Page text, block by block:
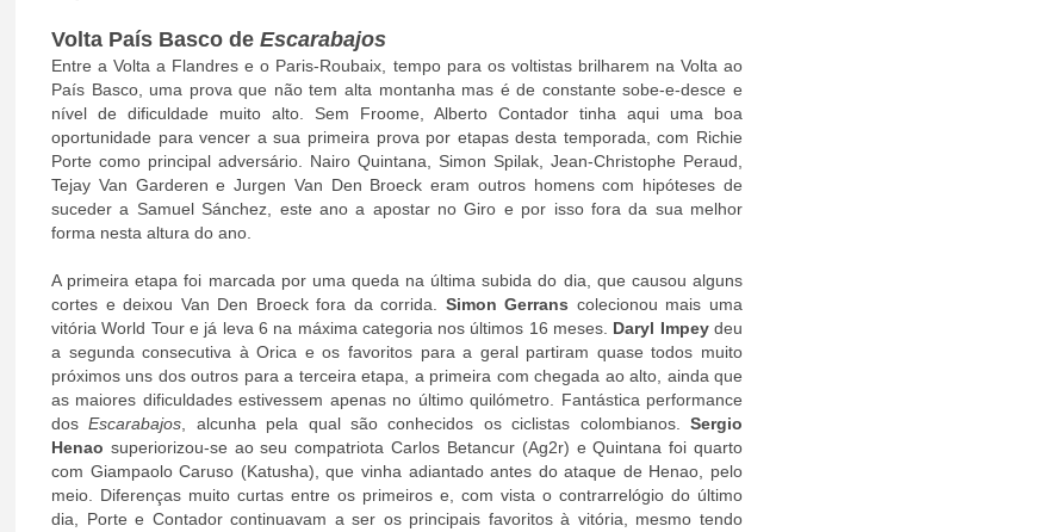
Volta País Basco de Escarabajos
Entre a Volta a Flandres e o Paris-Roubaix, tempo para os voltistas brilharem na Volta ao
País Basco, uma prova que não tem alta montanha mas é de constante sobe-e-desce e
nível de dificuldade muito alto. Sem Froome, Alberto Contador tinha aqui uma boa
oportunidade para vencer a sua primeira prova por etapas desta temporada, com Richie
Porte como principal adversário. Nairo Quintana, Simon Spilak, Jean-Christophe Peraud,
Tejay Van Garderen e Jurgen Van Den Broeck eram outros homens com hipóteses de
suceder a Samuel Sánchez, este ano a apostar no Giro e por isso fora da sua melhor
forma nesta altura do ano.
A primeira etapa foi marcada por uma queda na última subida do dia, que causou alguns
cortes e deixou Van Den Broeck fora da corrida. Simon Gerrans colecionou mais uma
vitória World Tour e já leva 6 na máxima categoria nos últimos 16 meses. Daryl Impeydeu
a segunda consecutiva à Orica e os favoritos para a geral partiram quase todos muito
próximos uns dos outros para a terceira etapa, a primeira com chegada ao alto, ainda que
as maiores dificuldades estivessem apenas no último quilómetro. Fantástica performance
dosEscarabajos , alcunha pela qual são conhecidos os ciclistas colombianos.Sergio
Henao superiorizou-se ao seu compatriota Carlos Betancur (Ag2r) e Quintana foi quarto
com Giampaolo Caruso (Katusha), que vinha adiantado antes do ataque de Henao, pelo
meio. Diferenças muito curtas entre os primeiros e, com vista o contrarrelógio do último
dia, Porte e Contador continuavam a ser os principais favoritos à vitória, mesmo tendo